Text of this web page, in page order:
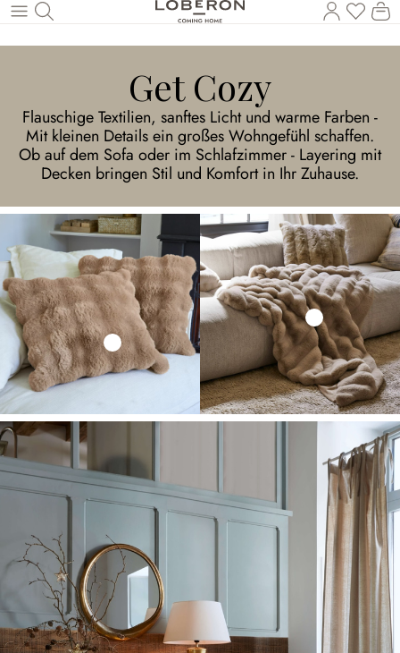
Wróć do wątku głównego
Masz
Get Cozy
Flauschige Textilien, sanftes Licht und warme Farben -
Mit kleinen Details ein großes Wohngefühl schaffen.
Ob auf dem Sofa oder im Schlafzimmer - Layering mit
Decken bringen Stil und Komfort in Ihr Zuhause.